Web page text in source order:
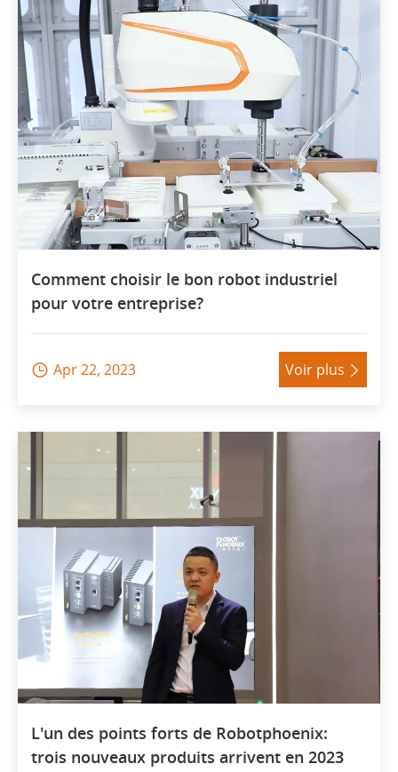
Comment choisir le bon robot industriel
pour votre entreprise?
 Apr 22, 2023 Voir plus 
L'un des points forts de Robotphoenix:
trois nouveaux produits arrivent en 2023